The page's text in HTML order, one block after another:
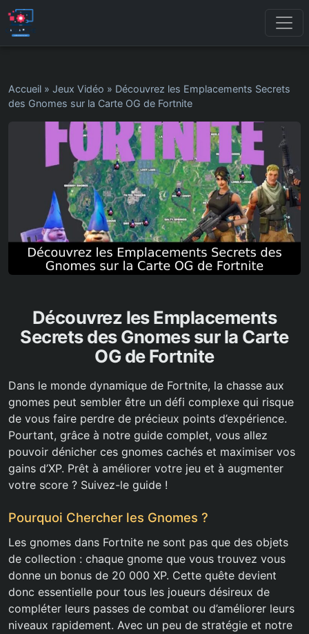
Accueil » Jeux Vidéo » Découvrez les Emplacements Secrets
des Gnomes sur la Carte OG de Fortnite
Découvrez les Emplacements
Secrets des Gnomes sur la Carte
OG de Fortnite
Dans le monde dynamique de Fortnite, la chasse aux
gnomes peut sembler être un défi complexe qui risque
de vous faire perdre de précieux points d’expérience.
Pourtant, grâce à notre guide complet, vous allez
pouvoir dénicher ces gnomes cachés et maximiser vos
gains d’XP. Prêt à améliorer votre jeu et à augmenter
votre score ? Suivez-le guide !
Pourquoi Chercher les Gnomes ?
Les gnomes dans Fortnite ne sont pas que des objets
de collection : chaque gnome que vous trouvez vous
donne un bonus de 20 000 XP. Cette quête devient
donc essentielle pour tous les joueurs désireux de
compléter leurs passes de combat ou d’améliorer leurs
niveaux rapidement. Avec un peu de stratégie et notre